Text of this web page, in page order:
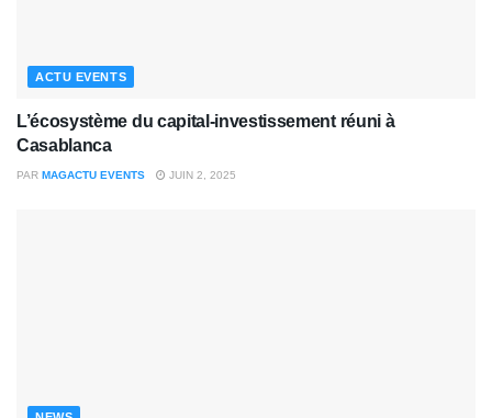
ACTU EVENTS
L’écosystème du capital-investissement réuni à
Casablanca
PAR MAGACTU EVENTS JUIN 2, 2025